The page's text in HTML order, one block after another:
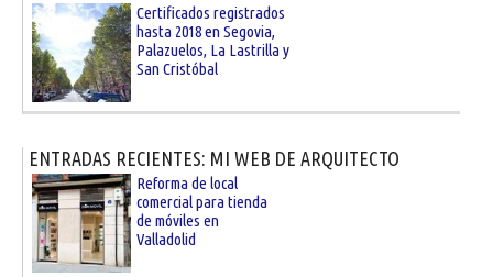
Certificados registrados
hasta 2018 en Segovia,
Palazuelos, La Lastrilla y
San Cristóbal
ENTRADAS RECIENTES: MI WEB DE ARQUITECTO
Reforma de local
comercial para tienda
de móviles en
Valladolid